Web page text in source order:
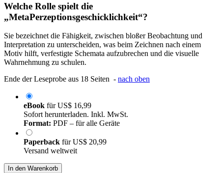
Welche Rolle spielt die
„MetaPerzeptionsgeschicklichkeit“?
Sie bezeichnet die Fähigkeit, zwischen bloßer Beobachtung und
Interpretation zu unterscheiden, was beim Zeichnen nach einem
Motiv hilft, verfestigte Schemata aufzubrechen und die visuelle
Wahrnehmung zu schulen.
Ende der Leseprobe aus 18 Seiten - nach oben
eBook fürUS$ 16,99
Sofort herunterladen. Inkl. MwSt.
Format: PDF – für alle Geräte
Paperback fürUS$ 20,99
Versand weltweit
In den Warenkorb